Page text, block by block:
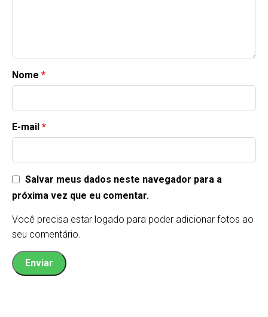
Nome *
E-mail *
Salvar meus dados neste navegador para a
próxima vez que eu comentar.
Você precisa estar logado para poder adicionar fotos ao
seu comentário.